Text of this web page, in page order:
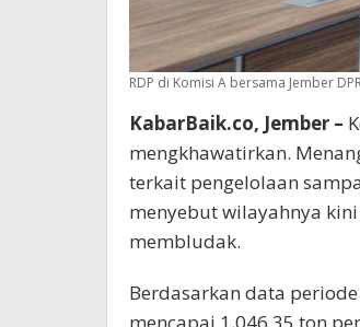
RDP di Komisi A bersama Jember
KabarBaik.co, Jember –
mengkhawatirkan.
terkait pengelolaan
menyebut wilayahnya
membludak.
Berdasarkan data
mencapai 1.046,35 ton